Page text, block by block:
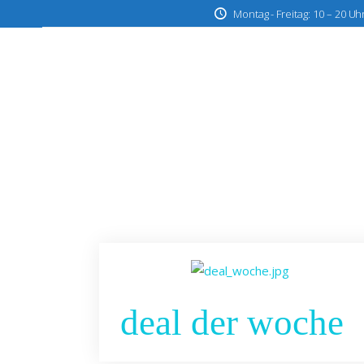
Montag - Freitag: 10 – 20
deal der woche